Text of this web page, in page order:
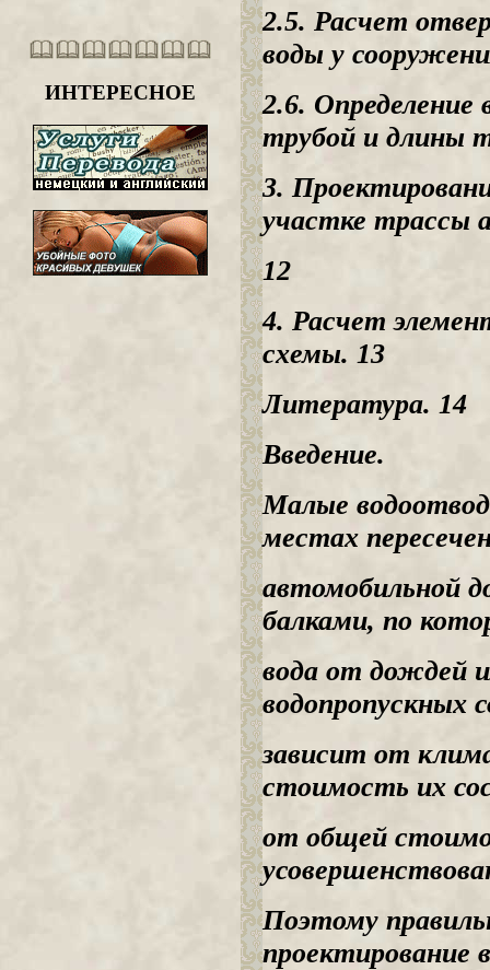
ИНТЕРЕСНОЕ
2.5. Расчет
воды у
2.6.
трубой и длины
3.
участке трассы
12
4. Расчет
схемы. 13
Литература. 14
Введение.
Малые
местах
автомобильной
балками, по
вода от дождей
водопропускных
зависит от
стоимость их
от общей
Поэтому
проектирование